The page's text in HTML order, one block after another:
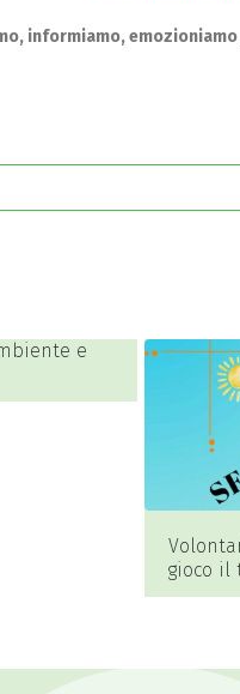
informiamo,
e
gioco il